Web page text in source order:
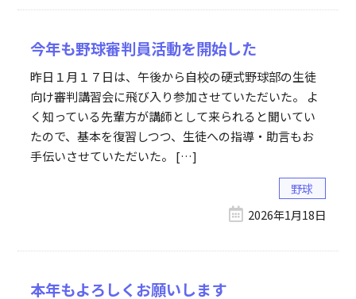
今年も野球審判員活動を開始した
昨日１月１７日は、午後から自校の硬式野球部の生徒
向け審判講習会に飛び入り参加させていただいた。 よ
く知っている先輩方が講師として来られると聞いてい
たので、基本を復習しつつ、生徒への指導・助言もお
手伝いさせていただいた。 […]
野球
2026年1月18日
本年もよろしくお願いします